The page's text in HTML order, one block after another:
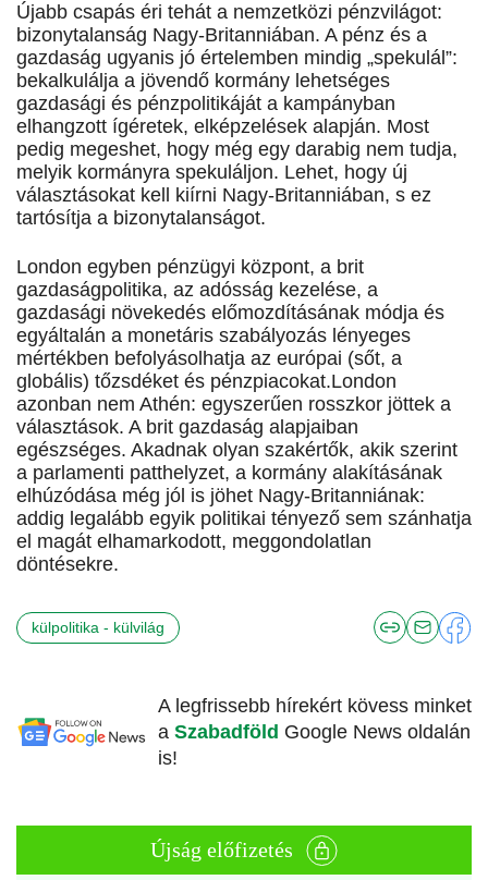
Újabb csapás éri tehát a nemzetközi pénzvilágot:
bizonytalanság Nagy-Britanniában. A pénz és a
gazdaság ugyanis jó értelemben mindig „spekulál”:
bekalkulálja a jövendő kormány lehetséges
gazdasági és pénzpolitikáját a kampányban
elhangzott ígéretek, elképzelések alapján. Most
pedig megeshet, hogy még egy darabig nem tudja,
melyik kormányra spekuláljon. Lehet, hogy új
választásokat kell kiírni Nagy-Britanniában, s ez
tartósítja a bizonytalanságot.
London egyben pénzügyi központ, a brit
gazdaságpolitika, az adósság kezelése, a
gazdasági növekedés előmozdításának módja és
egyáltalán a monetáris szabályozás lényeges
mértékben befolyásolhatja az európai (sőt, a
globális) tőzsdéket és pénzpiacokat.London
azonban nem Athén: egyszerűen rosszkor jöttek a
választások. A brit gazdaság alapjaiban
egészséges. Akadnak olyan szakértők, akik szerint
a parlamenti patthelyzet, a kormány alakításának
elhúzódása még jól is jöhet Nagy-Britanniának:
addig legalább egyik politikai tényező sem szánhatja
el magát elhamarkodott, meggondolatlan
döntésekre.
külpolitika - külvilág
A legfrissebb hírekért kövess minket
a Szabadföld Google News oldalán
is!
Újság előfizetés